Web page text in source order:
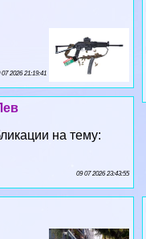
07 2026 21:19:41
на тему:
09 07 2026 23:43:55